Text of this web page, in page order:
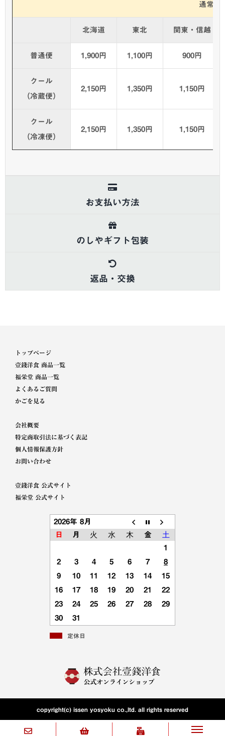
通常商
北海道 東北 関東・信越
普通便 1,900円 1,100円 900円
クール
（冷蔵便）
2,150円 1,350円 1,150円
クール
（冷凍便）
2,150円 1,350円 1,150円
お支払い方法
のしやギフト包装
返品・交換
トップページ
壹錢洋食 商品一覧
福栄堂 商品一覧
よくあるご質問
かごを見る
会社概要
特定商取引法に基づく表記
個人情報保護方針
お問い合わせ
壹錢洋食 公式サイト
福栄堂 公式サイト
2026年 8月
日
月 火 水 木 金
土
1
2
3 4 5 6 7
8
9
10 11 12 13 14
15
16
17 18 19 20 21
22
23
24 25 26 27 28
29
30
31
定休日
copyright(c) issen yosyoku co.,ltd. all rights reserved